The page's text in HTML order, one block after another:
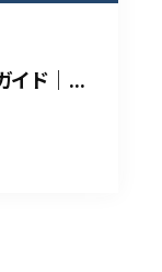
イド｜...